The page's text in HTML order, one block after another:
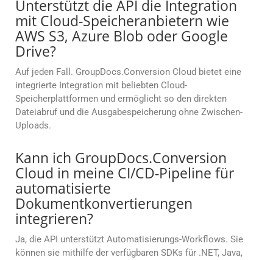
Unterstützt die API die Integration
mit Cloud-Speicheranbietern wie
AWS S3, Azure Blob oder Google
Drive?
Auf jeden Fall. GroupDocs.Conversion Cloud bietet eine
integrierte Integration mit beliebten Cloud-
Speicherplattformen und ermöglicht so den direkten
Dateiabruf und die Ausgabespeicherung ohne Zwischen-
Uploads.
Kann ich GroupDocs.Conversion
Cloud in meine CI/CD-Pipeline für
automatisierte
Dokumentkonvertierungen
integrieren?
Ja, die API unterstützt Automatisierungs-Workflows. Sie
können sie mithilfe der verfügbaren SDKs für .NET, Java,